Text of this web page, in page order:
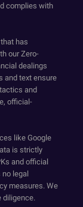
complies with
has
our Zero-
dealings
and text ensure
and
official-
like Google
is strictly
and official
no legal
measures. We
diligence.